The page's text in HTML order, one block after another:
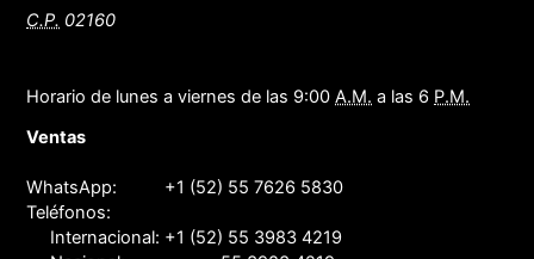
C.P. 02160
Horario de lunes a viernes de las 9:00A.M. a las 6 P.M.
Ventas
WhatsApp: +1 (52) 55 7626 5830
Teléfonos:
Internacional: +1 (52) 55 3983 4219